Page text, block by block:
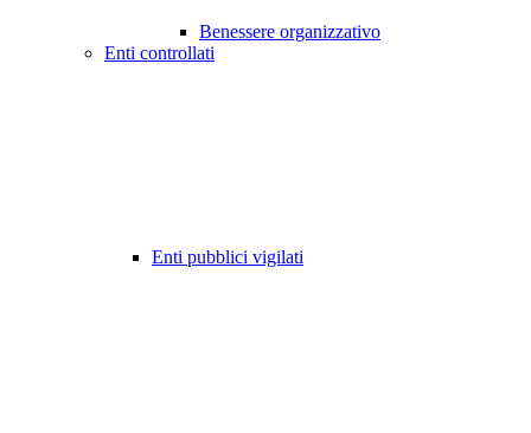
Benessere organizzativo
Enti controllati
Enti pubblici vigilati